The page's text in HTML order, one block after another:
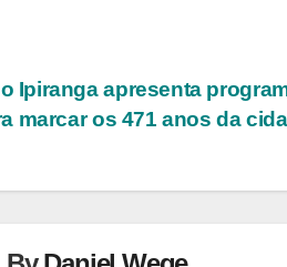
Ipiranga apresenta
marcar os 471 anos da